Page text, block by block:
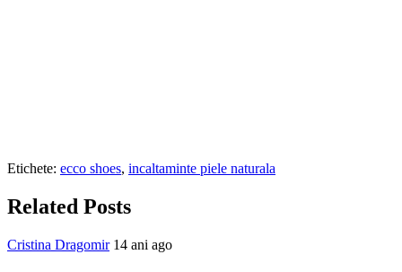
Etichete: ecco shoes, incaltaminte piele naturala
Related Posts
Cristina Dragomir 14 ani ago